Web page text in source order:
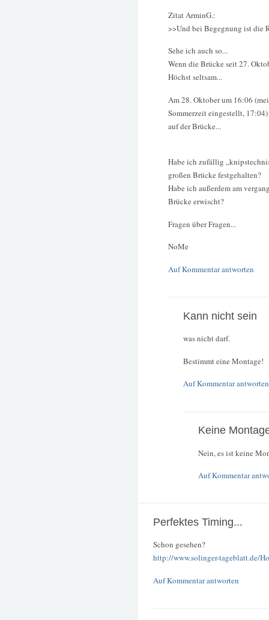
Zitat ArminG.:
>>Und bei Begegnung ist die
Sehe ich auch so...
Wenn die Brücke seit 27.
Höchst seltsam...
Am 28. Oktober um 16:06
Sommerzeit eingestellt,
auf der Brücke...
Habe ich zufällig
großen Brücke festgehalten?
Habe ich außerdem am
Brücke erwischt?
Fragen über Fragen...
NoMe
Auf Kommentar antworten
Kann nicht sein
was nicht darf.
Bestimmt eine Montage!
Auf Kommentar antworten
Keine
Nein, es ist keine
Auf Kommentar
Perfektes Timing...
Schon gesehen?
http://www.solinger-tageblatt.de/
Auf Kommentar antworten